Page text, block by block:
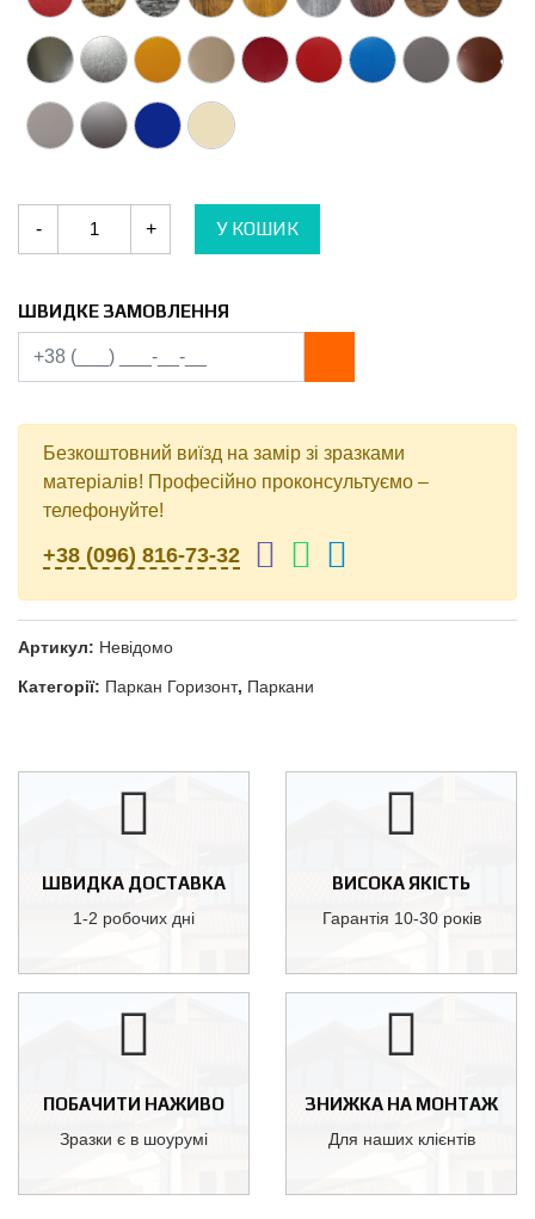
-
Паркан
Горизонт
0.5
ArcelorMittal
PEМА
RAL
8017
Мікрохвиля
+ У КОШИК
ШВИДКЕ ЗАМОВЛЕННЯ
Безкоштовний виїзд на замір зі зразками
матеріалів! Професійно проконсультуємо –
телефонуйте!
+38 (096) 816-73-32
Артикул: Невідомо
Категорії: Паркан Горизонт, Паркани
ШВИДКА ДОСТАВКА
1-2 робочих дні
ВИСОКА ЯКІСТЬ
Гарантія 10-30 років
ПОБАЧИТИ НАЖИВО
Зразки є в шоурумі
ЗНИЖКА НА МОНТАЖ
Для наших клієнтів